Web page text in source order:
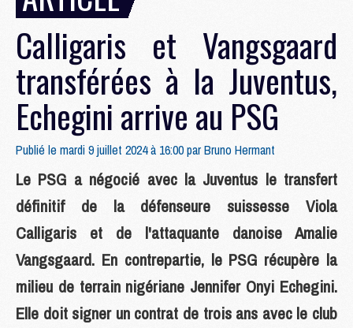
Calligaris et Vangsgaard
transférées à la Juventus,
Echegini arrive au PSG
Publié le mardi 9 juillet 2024 à 16:00 parBruno Hermant
Le PSG a négocié avec la Juventus le transfert
définitif de la défenseure suissesse Viola
Calligaris et de l'attaquante danoise Amalie
Vangsgaard. En contrepartie, le PSG récupère la
milieu de terrain nigériane Jennifer Onyi Echegini.
Elle doit signer un contrat de trois ans avec le club